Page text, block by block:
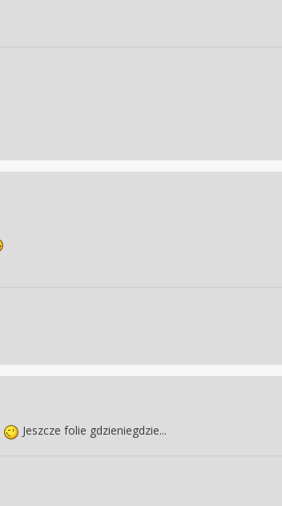
Jeszcze folie gdzieniegdzie...